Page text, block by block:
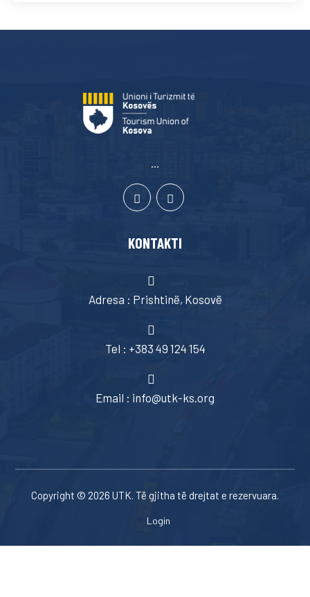
KONTAKTI
Adresa : Prishtinë, Kosovë
Tel : +383 49 124 154
Email : info@utk-ks.org
Copyright © 2026 UTK. Të gjitha të drejtat e rezervuara.
Login